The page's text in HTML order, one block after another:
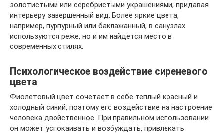
золотистыми или серебристыми украшениями, придавая
интерьеру завершенный вид. Более яркие цвета,
например, пурпурный или баклажанный, в санузлах
используются реже, но и им найдется место в
современных стилях.
Психологическое воздействие сиреневого
цвета
Фиолетовый цвет сочетает в себе теплый красный и
холодный синий, поэтому его воздействие на настроение
человека двойственное. При правильном использовании
он может успокаивать и возбуждать, привлекать